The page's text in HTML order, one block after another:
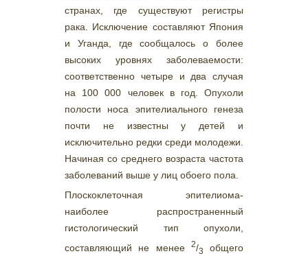
странах, где существуют регистры
рака. Исключение составляют Япония
и Уганда, где сообщалось о более
высоких уровнях заболеваемости:
соответственно четыре и два случая
на 100 000 человек в год. Опухоли
полости носа эпителиального генеза
почти не известны у детей и
исключительно редки среди молодежи.
Начиная со среднего возраста частота
заболеваний выше у лиц обоего пола.
Плоскоклеточная эпителиома-
наиболее распространенный
гистологический тип опухоли,
составляющий не менее
2/3
общего